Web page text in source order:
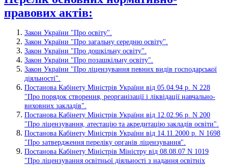
правових актів:
Закон України "Про освіту".
Закон України "Про загальну середню освіту".
Закон України "Про дошкільну освіту".
Закон України "Про позашкільну освіту".
Закон України "Про ліцензування певних видів господарської
діяльності".
Постанова Кабінету Міністрів України від 05.04.94 р. N 228
"Про порядок створення, реорганізації і ліквідації навчально-
виховних закладів".
Постанова Кабінету Міністрів України від 12.02.96 р. N 200
"Про ліцензування, атестацію та акредитацію закладів освіти".
Постанова Кабінету Міністрів України від 14.11.2000 р. N 1698
"Про затвердження переліку органів ліцензування".
Постанова Кабінету Міністрів Міністру від 08.08.07 N 1019
"Про ліцензування освітньої діяльності з надання освітніх